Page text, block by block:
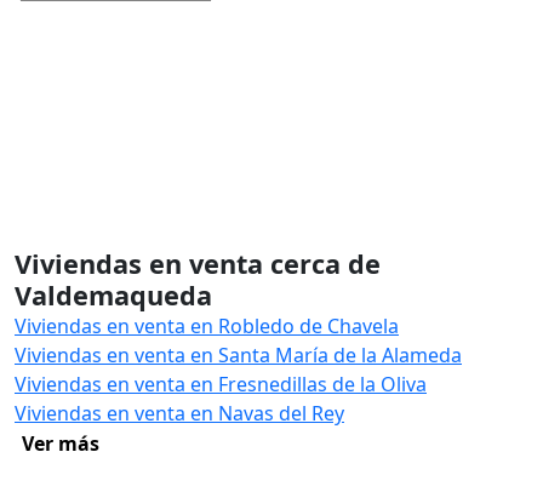
Viviendas en venta cerca de
Valdemaqueda
Viviendas en venta en Robledo de Chavela
Viviendas en venta en Santa María de la Alameda
Viviendas en venta en Fresnedillas de la Oliva
Viviendas en venta en Navas del Rey
Ver más